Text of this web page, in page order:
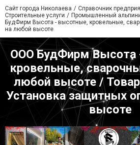
Сайт города Николаева
Справочник
Строительные услуги
Промышленный
БудФирм Высота - высотные, кровельные,
на любой высоте
ООО БудФирм Высота
кровельные,
любой высоте /
Установка защитных
высоте